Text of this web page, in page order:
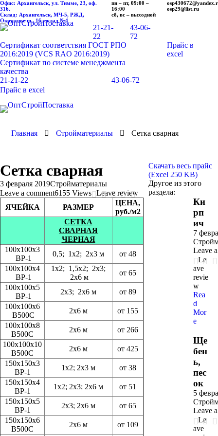
Офис: Архангельск, ул. Тимме, 23, оф.
316.
Склад: Архангельск, МЧ-5, РЖД,
Окружное ш., 16, склад №4
пн – пт, 09:00 –
16:00
сб, вс – выходной
osp29@list.ru
21-21-
22
43-06-
72
Сертификат соответствия ГОСТ РПО
2016:2019 (VCS RAO 2016:2019)
Сертификат по системе менеджмента
качества
Прайс в
excel
21-21-22
43-06-72
Прайс в excel
Главная Стройматериалы Сетка сварная
Сетка сварная
3 февраля 2019Стройматериалы
Leave a comment6155 Views Leave review
ЯЧЕЙКА
РАЗМЕР
ЦЕНА,
руб./м2
СЕТКА
СВАРНАЯ
ЧЕРНАЯ
100х100х3
ВР-1
0,5; 1х2; 2х3 м
от 48
100х100х4
ВР-1
1х2; 1,5х2; 2х3;
2х6 м
от 65
100х100х5
ВР-1
2х3; 2х6 м
от 89
100х100х6
В500С
2х6 м
от 155
100х100х8
В500С
2х6 м
от 266
100х100х10
В500С
2х6 м
от 425
150х150х3
ВР-1
1х2; 2х3 м
от 38
150х150х4
ВР-1
1х2; 2х3; 2х6 м
от 51
150х150х5
ВР-1
2х3; 2х6 м
от 65
150х150х6
В500С
2х6 м
от 109
Скачать весь прайс
(Excel 250 KB)
Другое из этого
раздела:
Ки
рп
ич
7
Leave
Le
ave
revie
w
Rea
d
Mor
e
Ще
бен
ь,
пес
ок
5
Leave
Le
ave